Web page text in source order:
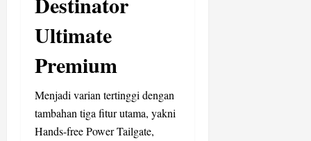
Ultimate
Premium
Menjadi varian tertinggi dengan
tambahan tiga fitur utama, yakni
Hands-free Power Tailgate,